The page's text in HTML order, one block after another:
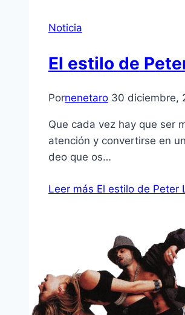
Noticia
El estilo de
Pornenetaro 30 diciembre,
Que cada vez hay que ser
atención y convertirse en
deo que os…
Leer más El estilo de Peter